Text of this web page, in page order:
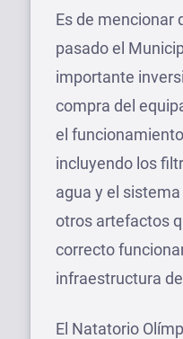
Es de mencionar
pasado el
importante
compra del
el
incluyendo los
agua y el
otros artefactos
correcto
infraestructura
El Natatorio